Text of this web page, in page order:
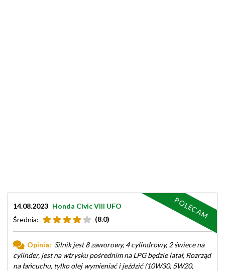
14.08.2023 Honda Civic VIII UFO
Średnia:
(8.0)
Opinia: Silnik jest 8 zaworowy, 4 cylindrowy, 2 świece na
cylinder, jest na wtrysku pośrednim na LPG będzie latał, Rozrząd
na łańcuchu, tylko olej wymieniać i jeździć (10W30, 5W20,
POLECAM